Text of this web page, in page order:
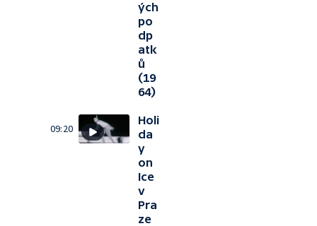
ých
po
dp
atk
ů
(19
64)
09:20
Holi
da
y
on
Ice
v
Pra
ze